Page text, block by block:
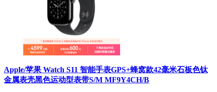
Apple/苹果 Watch S11 智能手表GPS+蜂窝款42毫米石板色钛
金属表壳黑色运动型表带S/M MF9Y4CH/B